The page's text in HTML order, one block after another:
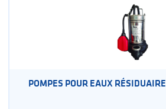
POMPES POUR EAUX